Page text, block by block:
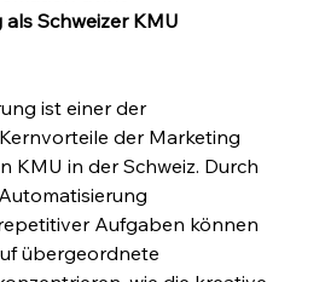
Schweizer KMU
ist einer der
der Marketing
KMU in der Schweiz. Durch
Aufgaben können
übergeordnete